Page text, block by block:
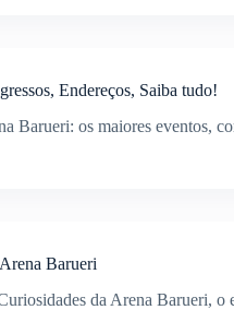
Endereços, Saiba tudo!
Barueri: os maiores eventos,
Barueri
da Arena Barueri, o